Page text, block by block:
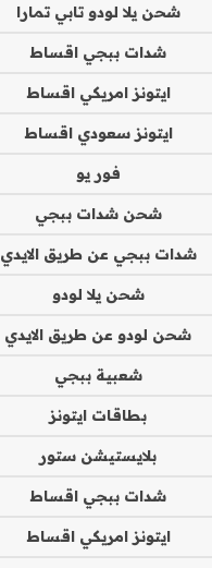
شحن يلا لودو تابي تمارا
شدات ببجي اقساط
ايتونز امريكي اقساط
ايتونز سعودي اقساط
فور يو
شحن شدات ببجي
شدات ببجي عن طريق الايدي
شحن يلا لودو
شحن لودو عن طريق الايدي
شعبية ببجي
بطاقات ايتونز
بلايستيشن ستور
شدات ببجي اقساط
ايتونز امريكي اقساط